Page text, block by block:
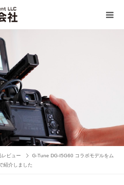
レビュー
G-Tune DG-I5G60 コラボモデルをム
紹介しました